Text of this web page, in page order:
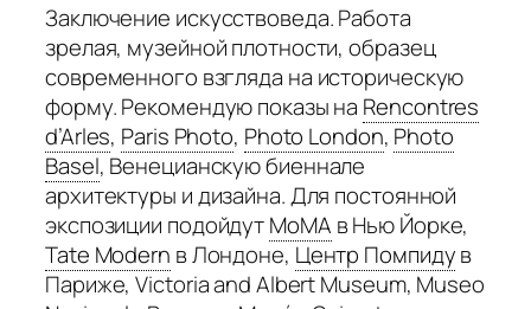
Заключение искусствоведа. Работа
зрелая, музейной плотности, образец
современного взгляда на историческую
форму. Рекомендую показы на Rencontres
d’Arles, Paris Photo, Photo London, Photo
Basel, Венецианскую биеннале
архитектуры и дизайна. Для постоянной
экспозиции подойдутMoMA в Нью Йорке,
Tate Modern в Лондоне, Центр Помпидув
Париже, Victoria and Albert Museum, Museo